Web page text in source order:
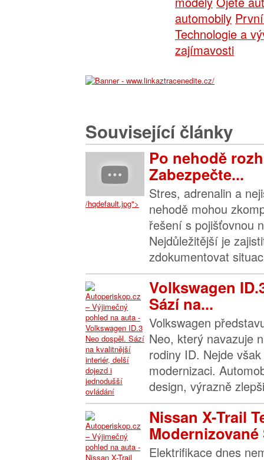
automobily
Technologie a
zajímavosti
Související články
/hqdefault.jpg">
Po nehodě
Zabezpečte...
Stres, adrenalin a
nehodě mohou
řešení s pojišťovnou
Nejdůležitější je
zdokumentovat
Volkswagen
Sází na...
Volkswagen
Neo, který navazuje
rodiny ID. Nejde
modernizaci.
design, výrazně
Nissan X-Trail
Modernizované
Elektrifikace dnes